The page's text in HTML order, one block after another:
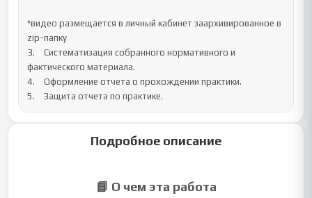
*видео размещается в личный кабинет заархивированное в
zip-папку
3.	Систематизация собранного нормативного и
фактического материала.
4.	Оформление отчета о прохождении практики.
5.	Защита отчета по практике.
Подробное описание
📘 О чем эта работа